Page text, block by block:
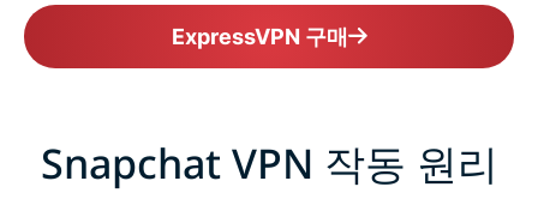
ExpressVPN 구매
Snapchat VPN 작동 원리